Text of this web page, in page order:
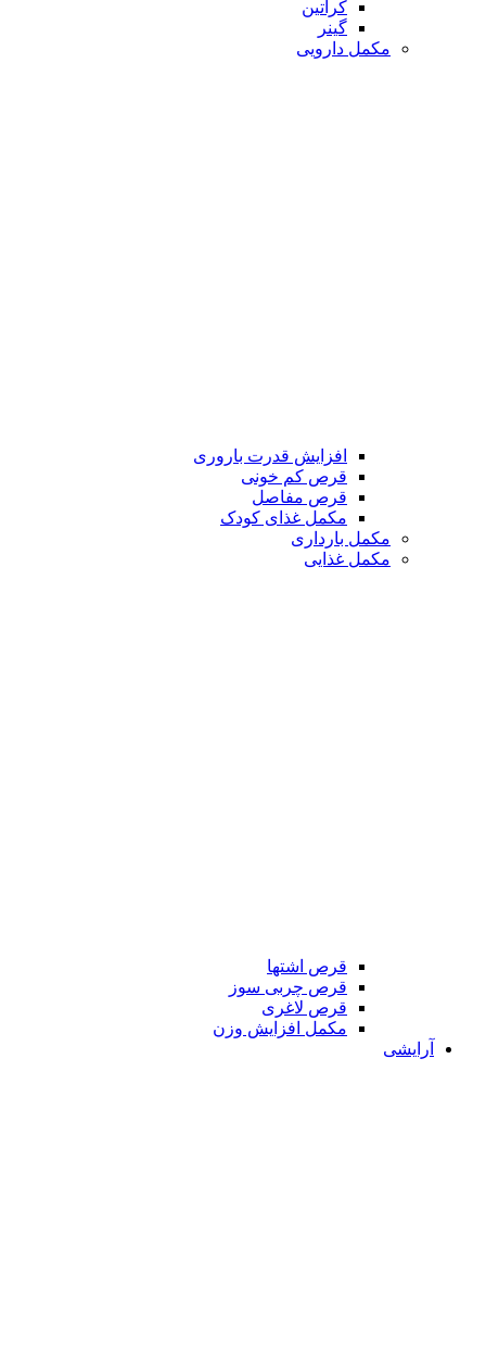
کراتین
گینر
مکمل دارویی
افزایش قدرت باروری
قرص کم خونی
قرص مفاصل
مکمل غذای کودک
مکمل بارداری
مکمل غذایی
قرص اشتها
قرص چربی سوز
قرص لاغری
مکمل افزایش وزن
آرایشی